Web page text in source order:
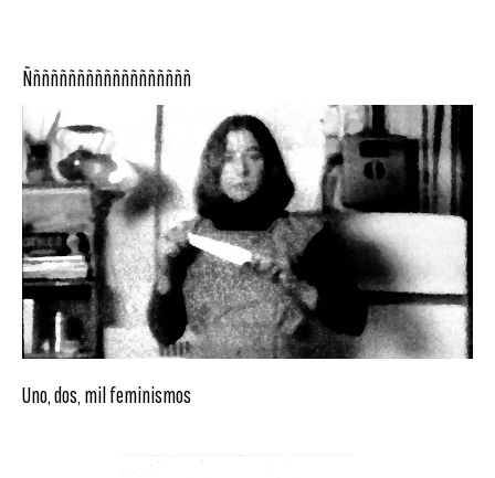
Ñññññññññññññññññññ
Uno, dos, mil feminismos